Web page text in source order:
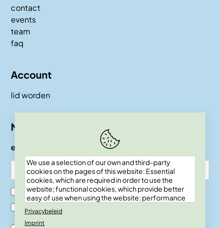
We use a selection of our own and third-party
cookies on the pages of this website: Essential
cookies, which are required in order to use the
website; functional cookies, which provide better
easy of use when using the website; performance
data on website use and statistics; and marketing
cookies, which are used to display relevant
Privacybeleid
Imprint
contact
events
team
faq
Account
lid worden
Nieuwsbrief
e-mail
Ik ben SKEPP lid
Ik ben geen SKEPP lid